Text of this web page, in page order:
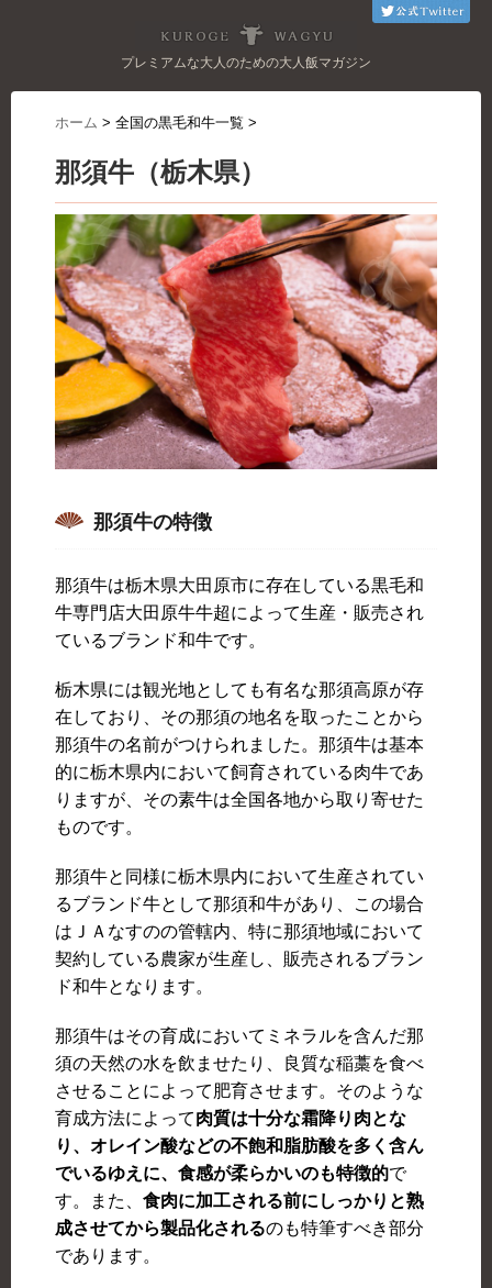
プレミアムな大人のための大人飯マガジン
ホーム > 全国の黒毛和牛一覧 >
那須牛（栃木県）
那須牛の特徴
那須牛は栃木県大田原市に存在している黒毛和
牛専門店大田原牛牛超によって生産・販売され
ているブランド和牛です。
栃木県には観光地としても有名な那須高原が存
在しており、その那須の地名を取ったことから
那須牛の名前がつけられました。那須牛は基本
的に栃木県内において飼育されている肉牛であ
りますが、その素牛は全国各地から取り寄せた
ものです。
那須牛と同様に栃木県内において生産されてい
るブランド牛として那須和牛があり、この場合
はＪＡなすのの管轄内、特に那須地域において
契約している農家が生産し、販売されるブラン
ド和牛となります。
那須牛はその育成においてミネラルを含んだ那
須の天然の水を飲ませたり、良質な稲藁を食べ
させることによって肥育させます。そのような
育成方法によって肉質は十分な霜降り肉とな
り、オレイン酸などの不飽和脂肪酸を多く含ん
でいるゆえに、食感が柔らかいのも特徴的で
す。また、 食肉に加工される前にしっかりと熟
成させてから製品化されるのも特筆すべき部分
であります。